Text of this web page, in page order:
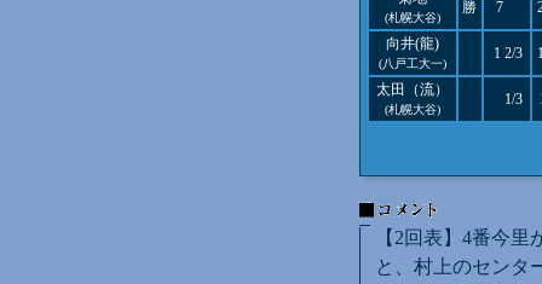
(札幌大谷)
勝 7
向井(龍)
(八戸工大一)
1 2/3
太田（流）
(札幌大谷)
1/3
【2回表】4番今
と、村上のセンタ